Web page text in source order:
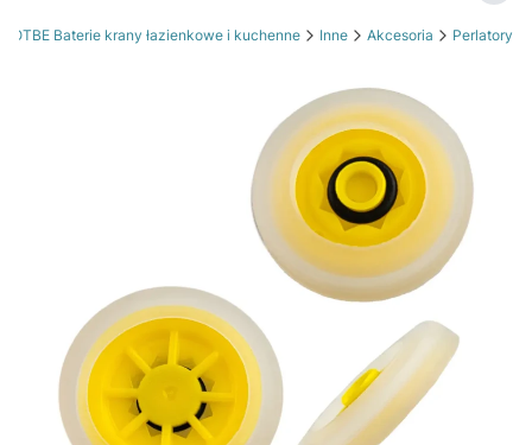
SOTBE Baterie krany łazienkowe i kuchenne Inne Akcesoria Perlatory